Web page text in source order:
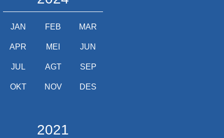
JAN FEB MAR
APR MEI JUN
JUL AGT SEP
OKT NOV DES
2021